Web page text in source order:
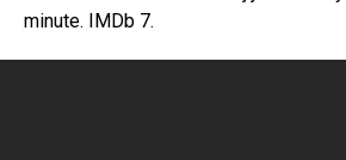
minute. IMDb 7.